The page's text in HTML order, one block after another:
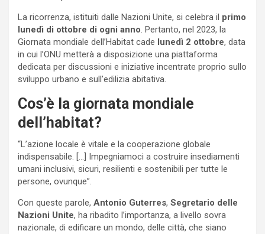
La ricorrenza, istituiti dalle Nazioni Unite, si celebra il primo
lunedì di ottobre di ogni anno. Pertanto, nel 2023, la
Giornata mondiale dell’Habitat cade lunedì 2 ottobre, data
in cui l’ONU metterà a disposizione una piattaforma
dedicata per discussioni e iniziative incentrate proprio sullo
sviluppo urbano e sull’edilizia abitativa.
Cos’è la giornata mondiale
dell’habitat?
“L’azione locale è vitale e la cooperazione globale
indispensabile. […] Impegniamoci a costruire insediamenti
umani inclusivi, sicuri, resilienti e sostenibili per tutte le
persone, ovunque”.
Con queste parole, Antonio Guterres, Segretario delle
Nazioni Unite, ha ribadito l’importanza, a livello sovra
nazionale, di edificare un mondo, delle città, che siano